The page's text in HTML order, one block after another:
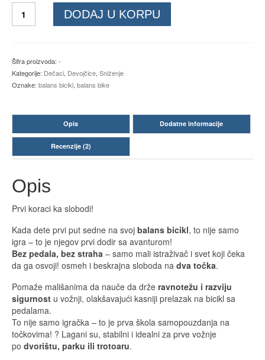
bike
DODAJ U KORPU
Šifra proizvoda: -
Kategorije: Dečaci, Devojčice, Sniženje
Oznake: balans bicikl, balans bike
Opis Dodatne informacije
Recenzije (2)
Opis
Prvi koraci ka slobodi!
Kada dete prvi put sedne na svoj balans bicikl, to nije samo
igra – to je njegov prvi dodir sa avanturom!
Bez pedala, bez straha – samo mali istraživač i svet koji čeka
da ga osvoji! osmeh i beskrajna sloboda na dva točka.
Pomaže mališanima da nauče da drže ravnotežu i razviju
sigurnost u vožnji, olakšavajući kasniji prelazak na bicikl sa
pedalama.
To nije samo igračka – to je prva škola samopouzdanja na
točkovima! ? Lagani su, stabilni i idealni za prve vožnje
po dvorištu, parku ili trotoaru.